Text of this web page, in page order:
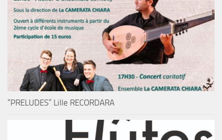
“PRELUDES” Lille RECORDARA